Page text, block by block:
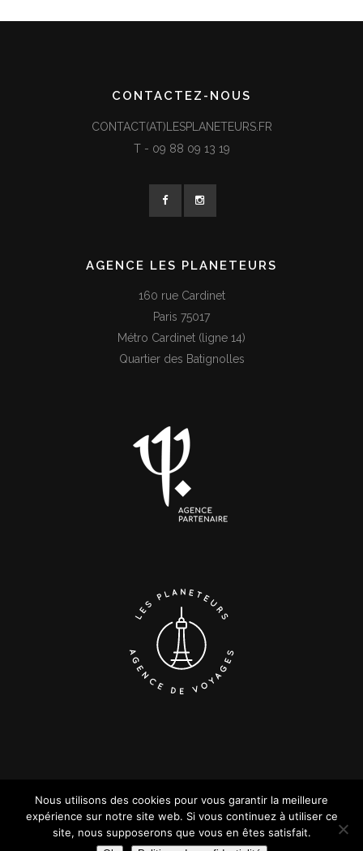
CONTACTEZ-NOUS
CONTACT(AT)LESPLANETEURS.FR
T - 09 88 09 13 19
AGENCE LES PLANETEURS
160 rue Cardinet
Paris 75017
Métro Cardinet (ligne 14)
Quartier des Batignolles
COPYRIGHT LES PLANETEURS SAS I MENTIONS LÉGALES
POLITIQUE DE
DONNÉES PERSONNELLES
Besoin d'aide ?
Nous utilisons des cookies pour vous garantir la meilleure
expérience sur notre site web. Si vous continuez à utiliser ce
site, nous supposerons que vous en êtes satisfait.